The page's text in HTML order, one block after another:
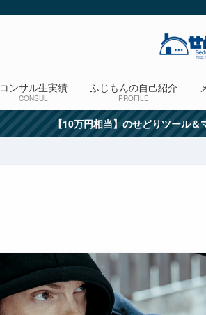
コンサル生実績
CONSUL
ふじもんの自己紹介
PROFILE
【10万円相当】のせどりツール